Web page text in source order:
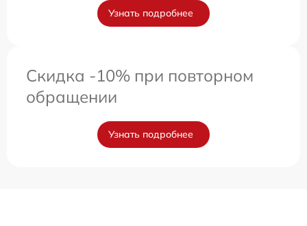
Узнать подробнее
Скидка -10% при повторном
обращении
Узнать подробнее